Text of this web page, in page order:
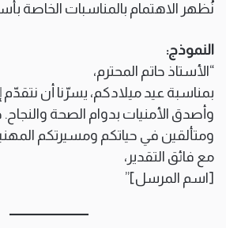
نُظهر الاهتمام بالمناسبات الخاصة
النموذج:
“الأستاذ حاتم المحترم،
بمناسبة عيد ميلادكم، يسرّنا أن نتقدّم
وأصدق الأمنيات بدوام الصحة
ومتألقين في حياتكم ومسيرتكم
مع فائق التقدير،
[اسم المرسل]”